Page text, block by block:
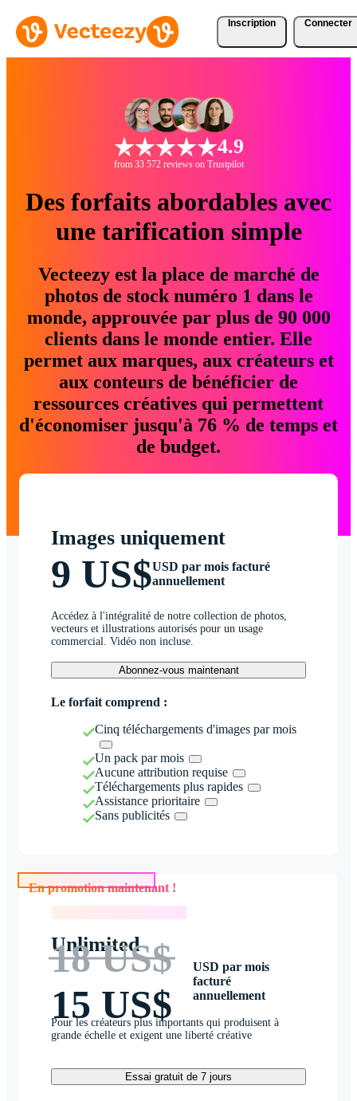
Inscription Connecter
4.9
from 33 572 reviews on Trustpilot
Des forfaits abordables avec
une tarification simple
Vecteezy est la place de marché de
photos de stock numéro 1 dans le
monde, approuvée par plus de 90 000
clients dans le monde entier. Elle
permet aux marques, aux créateurs et
aux conteurs de bénéficier de
ressources créatives qui permettent
d'économiser jusqu'à 76 % de temps et
de budget.
Images uniquement
9 US$USD par mois facturé
annuellement
Accédez à l'intégralité de notre collection de photos,
vecteurs et illustrations autorisés pour un usage
commercial. Vidéo non incluse.
Abonnez-vous maintenant
Le forfait comprend :
Cinq téléchargements d'images par mois
Un pack par mois
Aucune attribution requise
Téléchargements plus rapides
Assistance prioritaire
Sans publicités
En promotion maintenant !
Unlimited
18 US$
15 US$
USD par mois
facturé
annuellement
Pour les créateurs plus importants qui produisent à
grande échelle et exigent une liberté créative
Essai gratuit de 7 jours